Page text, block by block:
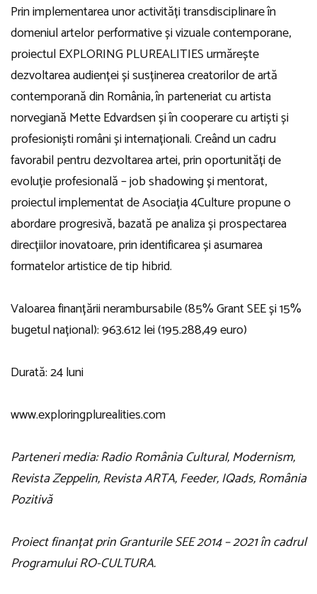
Prin implementarea unor activități transdisciplinare în
domeniul artelor performative și vizuale contemporane,
proiectul EXPLORING PLUREALITIES urmărește
dezvoltarea audienței și susținerea creatorilor de artă
contemporană din România, în parteneriat cu artista
norvegiană Mette Edvardsen și în cooperare cu artiști și
profesioniști români și internaționali. Creând un cadru
favorabil pentru dezvoltarea artei, prin oportunități de
evoluție profesională – job shadowing și mentorat,
proiectul implementat de Asociația 4Culture propune o
abordare progresivă, bazată pe analiza și prospectarea
direcțiilor inovatoare, prin identificarea și asumarea
formatelor artistice de tip hibrid.
Valoarea finanțării nerambursabile (85% Grant SEE și 15%
bugetul național): 963.612 lei (195.288,49 euro)
Durată: 24 luni
www.exploringplurealities.com
Parteneri media: Radio România Cultural, Modernism,
Revista Zeppelin, Revista ARTA, Feeder, IQads, România
Pozitivă
Proiect finanțat prin Granturile SEE 2014 – 2021 în cadrul
Programului RO-CULTURA.